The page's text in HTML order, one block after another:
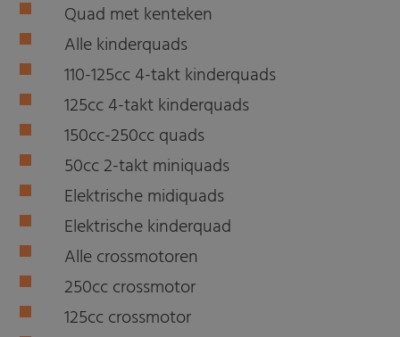
Quad met kenteken
Alle kinderquads
110-125cc 4-takt kinderquads
125cc 4-takt kinderquads
150cc-250cc quads
50cc 2-takt miniquads
Elektrische midiquads
Elektrische kinderquad
Alle crossmotoren
250cc crossmotor
125cc crossmotor